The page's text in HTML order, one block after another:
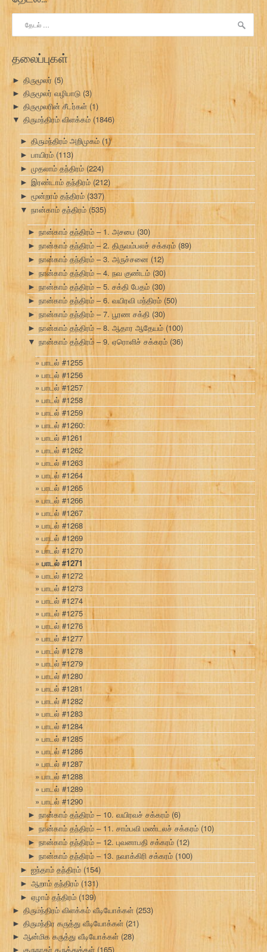
தேடு:
தலைப்புகள்
► திருமூலர் (5)
► திருமூலர் வழிபாடு (3)
► திருமூலரின் சீடர்கள் (1)
▼ திருமந்திரம் விளக்கம் (1846)
► திருமந்திரம் அறிமுகம் (1)
► பாயிரம் (113)
► முதலாம் தந்திரம் (224)
► இரண்டாம் தந்திரம் (212)
► மூன்றாம் தந்திரம் (337)
▼ நான்காம் தந்திரம் (535)
► நான்காம் தந்திரம் – 1. அசபை (30)
► நான்காம் தந்திரம் – 2. திருவம்பலச் சக்கரம் (89)
► நான்காம் தந்திரம் – 3. அருச்சனை (12)
► நான்காம் தந்திரம் – 4. நவ குண்டம் (30)
► நான்காம் தந்திரம் – 5. சக்தி பேதம் (30)
► நான்காம் தந்திரம் – 6. வயிரவி மந்திரம் (50)
► நான்காம் தந்திரம் – 7. பூரண சக்தி (30)
► நான்காம் தந்திரம் – 8. ஆதார ஆதேயம் (100)
▼ நான்காம் தந்திரம் – 9. ஏரொளிச் சக்கரம் (36)
பாடல் #1255
பாடல் #1256
பாடல் #1257
பாடல் #1258
பாடல் #1259
பாடல் #1260:
பாடல் #1261
பாடல் #1262
பாடல் #1263
பாடல் #1264
பாடல் #1265
பாடல் #1266
பாடல் #1267
பாடல் #1268
பாடல் #1269
பாடல் #1270
பாடல் #1271
பாடல் #1272
பாடல் #1273
பாடல் #1274
பாடல் #1275
பாடல் #1276
பாடல் #1277
பாடல் #1278
பாடல் #1279
பாடல் #1280
பாடல் #1281
பாடல் #1282
பாடல் #1283
பாடல் #1284
பாடல் #1285
பாடல் #1286
பாடல் #1287
பாடல் #1288
பாடல் #1289
பாடல் #1290
► நான்காம் தந்திரம் – 10. வயிரவச் சக்கரம் (6)
► நான்காம் தந்திரம் – 11. சாம்பவி மண்டலச் சக்கரம் (10)
► நான்காம் தந்திரம் – 12. புவனாபதி சக்கரம் (12)
► நான்காம் தந்திரம் – 13. நவாக்கிரி சக்கரம் (100)
► ஐந்தாம் தந்திரம் (154)
► ஆறாம் தந்திரம் (131)
► ஏழாம் தந்திரம் (139)
► திருமந்திரம் விளக்கம் வீடியோக்கள் (253)
► திருமந்திர கருத்து வீடியோக்கள் (21)
► ஆன்மிக கருத்து வீடியோக்கள் (28)
► குருநாதர் கருத்துக்கள் (165)